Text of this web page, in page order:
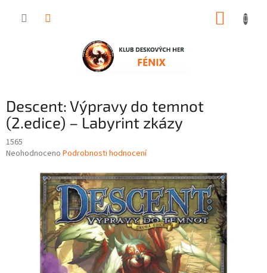
Descent: Výpravy do temnot
(2.edice) – Labyrint zkázy
1565
Průměrné
hvězdiček.
Neohodnoceno Podrobnosti hodnocení